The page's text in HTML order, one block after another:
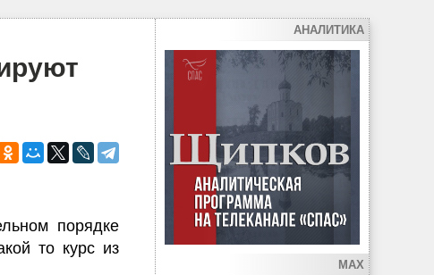
порядке
то курс из
АНАЛИТИКА
MAX